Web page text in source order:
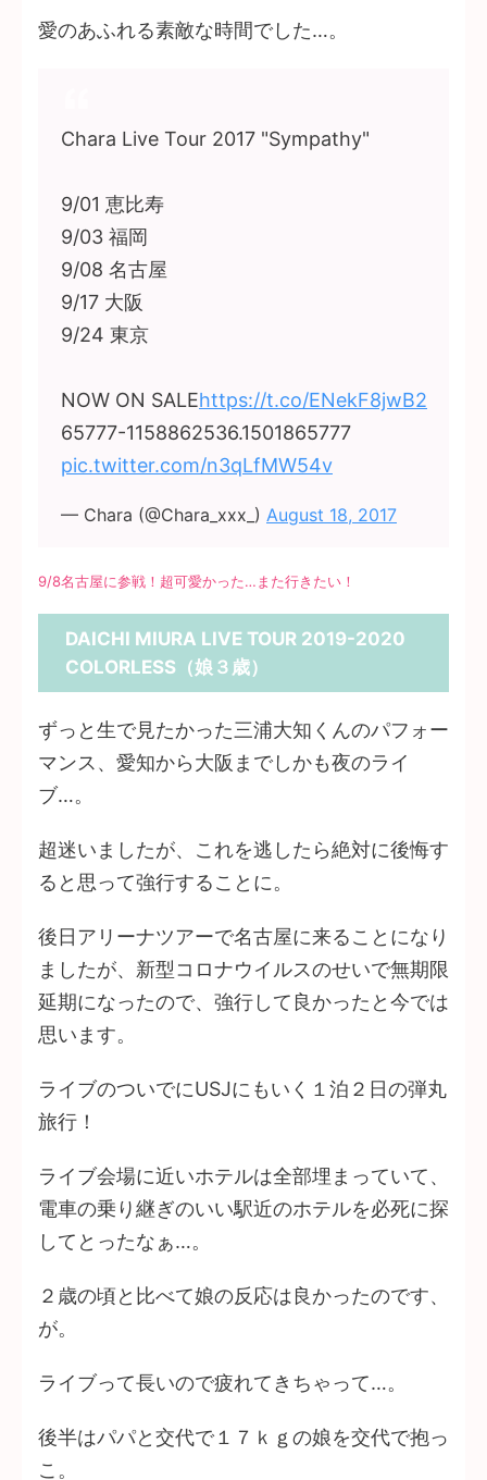
愛のあふれる素敵な時間でした…。
Chara Live Tour 2017 "Sympathy"
9/01 恵比寿
9/03 福岡
9/08 名古屋
9/17 大阪
9/24 東京
NOW ON SALEhttps://t.co/ENekF8jwB2
65777-1158862536.1501865777
pic.twitter.com/n3qLfMW54v
— Chara (@Chara_xxx_) August 18, 2017
9/8名古屋に参戦！超可愛かった…また行きたい！
DAICHI MIURA LIVE TOUR 2019-2020
COLORLESS（娘３歳）
ずっと生で見たかった三浦大知くんのパフォー
マンス、愛知から大阪までしかも夜のライ
ブ…。
超迷いましたが、これを逃したら絶対に後悔す
ると思って強行することに。
後日アリーナツアーで名古屋に来ることになり
ましたが、新型コロナウイルスのせいで無期限
延期になったので、強行して良かったと今では
思います。
ライブのついでにUSJにもいく１泊２日の弾丸
旅行！
ライブ会場に近いホテルは全部埋まっていて、
電車の乗り継ぎのいい駅近のホテルを必死に探
してとったなぁ…。
２歳の頃と比べて娘の反応は良かったのです、
が。
ライブって長いので疲れてきちゃって…。
後半はパパと交代で１７ｋｇの娘を交代で抱っ
こ。